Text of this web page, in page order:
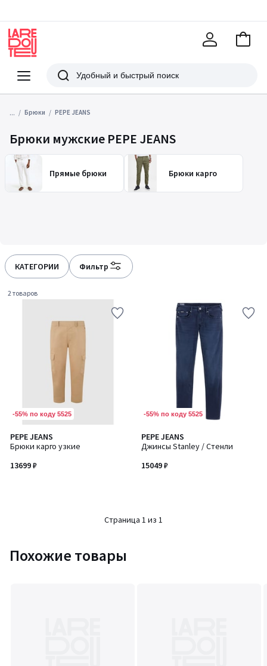
Меню
Redoute
Поиск
В
... Брюки PEPE JEANS
Брюки мужские PEPE JEANS
Прямые брюки Брюки карго
КАТЕГОРИИ Фильтр
2 товаров
-55% по коду 5525
PEPE JEANS
Брюки карго узкие
13699 ₽
-55% по коду 5525
PEPE JEANS
Джинсы Stanley / Стенли
15049 ₽
Страница 1 из 1
Похожие товары